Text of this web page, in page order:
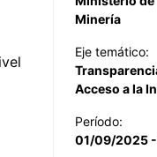
Minería
Eje temático:
Acceso a la
Período:
01/09/2025